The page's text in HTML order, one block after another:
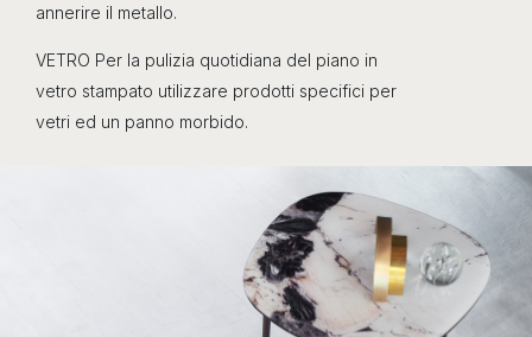
annerire il metallo.
VETRO Per la pulizia quotidiana del piano in
vetro stampato utilizzare prodotti specifici per
vetri ed un panno morbido.